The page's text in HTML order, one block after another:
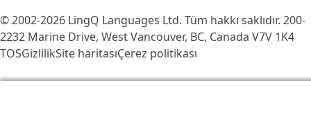
© 2002-2026 LingQ Languages Ltd. Tüm hakkı saklıdır. 200-
2232 Marine Drive, West Vancouver, BC, Canada V7V 1K4
TOSGizlilikSite haritasıÇerez politikası